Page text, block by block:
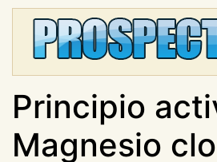
Principio
Magnesio